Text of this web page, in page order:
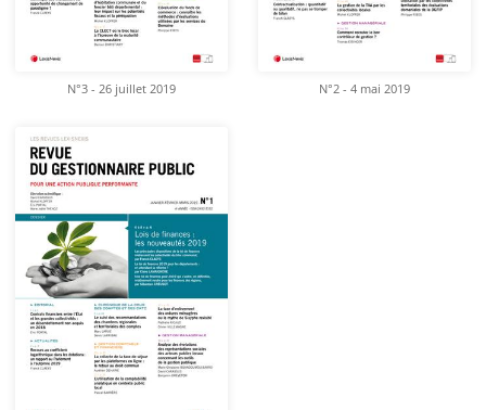
N°3 - 26 juillet 2019 N°2 - 4 mai 2019